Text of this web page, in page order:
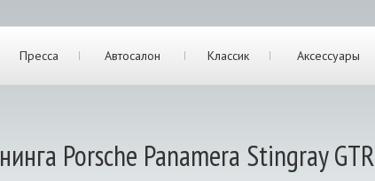
Пресса Автосалон Классик Аксессуары
Porsche Panamera Stingray GTR